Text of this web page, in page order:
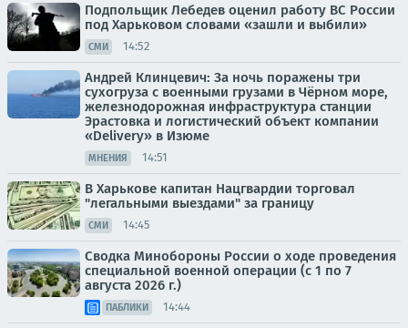
Подпольщик Лебедев оценил работу ВС России
под Харьковом словами «зашли и выбили»
СМИ 14:52
Андрей Клинцевич: За ночь поражены три
сухогруза с военными грузами в Чёрном море,
железнодорожная инфраструктура станции
Эрастовка и логистический объект компании
«Delivery» в Изюме
МНЕНИЯ 14:51
В Харькове капитан Нацгвардии торговал
"легальными выездами" за границу
СМИ 14:45
Сводка Минобороны России о ходе проведения
специальной военной операции (с 1 по 7
августа 2026 г.)
ПАБЛИКИ 14:44